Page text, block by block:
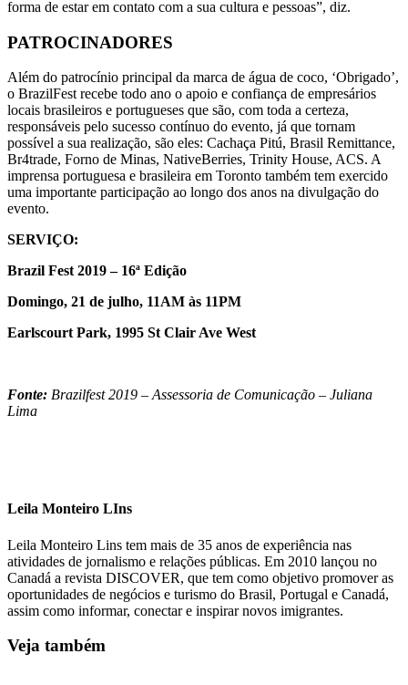
forma de estar em contato com a sua cultura e pessoas”, diz.
PATROCINADORES
Além do patrocínio principal da marca de água de coco, ‘Obrigado’,
o BrazilFest recebe todo ano o apoio e confiança de empresários
locais brasileiros e portugueses que são, com toda a certeza,
responsáveis pelo sucesso contínuo do evento, já que tornam
possível a sua realização, são eles: Cachaça Pitú, Brasil Remittance,
Br4trade, Forno de Minas, NativeBerries, Trinity House, ACS. A
imprensa portuguesa e brasileira em Toronto também tem exercido
uma importante participação ao longo dos anos na divulgação do
evento.
SERVIÇO:
Brazil Fest 2019 – 16ª Edição
Domingo, 21 de julho, 11AM às 11PM
Earlscourt Park, 1995 St Clair Ave West
Fonte: Brazilfest 2019 – Assessoria de Comunicação – Juliana
Lima
Leila Monteiro LIns
Leila Monteiro Lins tem mais de 35 anos de experiência nas
atividades de jornalismo e relações públicas. Em 2010 lançou no
Canadá a revista DISCOVER, que tem como objetivo promover as
oportunidades de negócios e turismo do Brasil, Portugal e Canadá,
assim como informar, conectar e inspirar novos imigrantes.
Veja também